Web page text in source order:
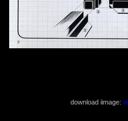
download iimage: